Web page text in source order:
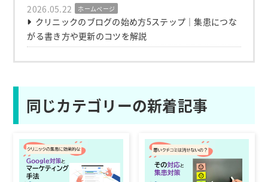
2026.05.22 ホームページ
クリニックのブログの始め方5ステップ｜集患につな
がる書き方や更新のコツを解説
同じカテゴリーの新着記事